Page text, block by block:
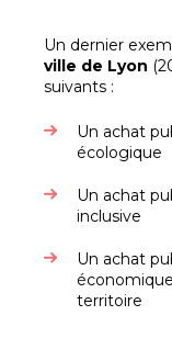
Un dernier
ville de Lyon
suivants :
Un achat
écologique
Un achat
inclusive
Un achat
territoire